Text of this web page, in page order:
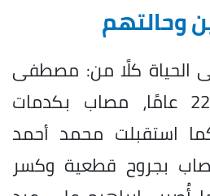
وحالتهم
الحياة كلًا من: مصطفى
محمد مصطفى، 22 عامًا، مصاب بكدمات
استقبلت محمد أحمد
عامًا، مصاب بجروح قطعية وكسر